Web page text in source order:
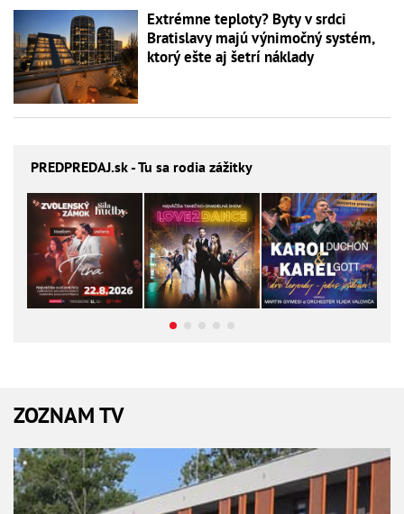
Extrémne teploty? Byty v srdci
Bratislavy majú výnimočný systém,
ktorý ešte aj šetrí náklady
PREDPREDAJ.sk - Tu sa rodia zážitky
ZOZNAM TV